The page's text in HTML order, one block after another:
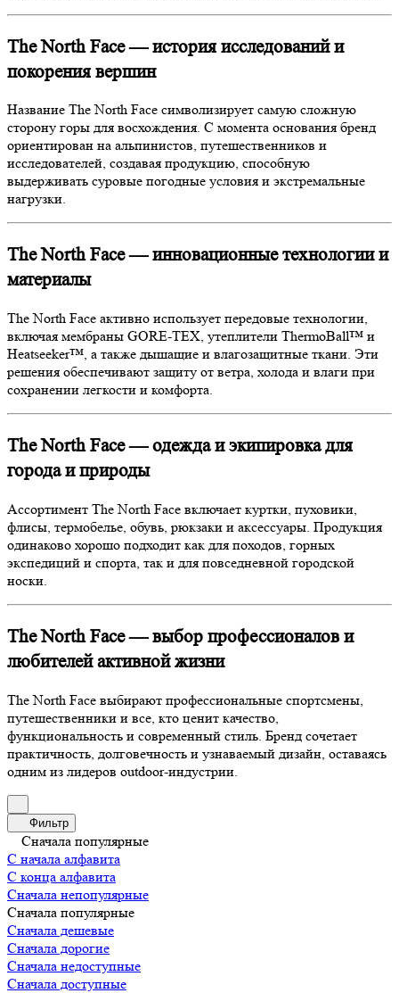
The North Face — история исследований и
покорения вершин
Название The North Face символизирует самую сложную
сторону горы для восхождения. С момента основания бренд
ориентирован на альпинистов, путешественников и
исследователей, создавая продукцию, способную
выдерживать суровые погодные условия и экстремальные
нагрузки.
The North Face — инновационные технологии и
материалы
The North Face активно использует передовые технологии,
включая мембраны GORE-TEX, утеплители ThermoBall™ и
Heatseeker™, а также дышащие и влагозащитные ткани. Эти
решения обеспечивают защиту от ветра, холода и влаги при
сохранении легкости и комфорта.
The North Face — одежда и экипировка для
города и природы
Ассортимент The North Face включает куртки, пуховики,
флисы, термобелье, обувь, рюкзаки и аксессуары. Продукция
одинаково хорошо подходит как для походов, горных
экспедиций и спорта, так и для повседневной городской
носки.
The North Face — выбор профессионалов и
любителей активной жизни
The North Face выбирают профессиональные спортсмены,
путешественники и все, кто ценит качество,
функциональность и современный стиль. Бренд сочетает
практичность, долговечность и узнаваемый дизайн, оставаясь
одним из лидеров outdoor-индустрии.
Фильтр
Сначала популярные
С начала алфавита
С конца алфавита
Сначала непопулярные
Сначала популярные
Сначала дешевые
Сначала дорогие
Сначала недоступные
Сначала доступные